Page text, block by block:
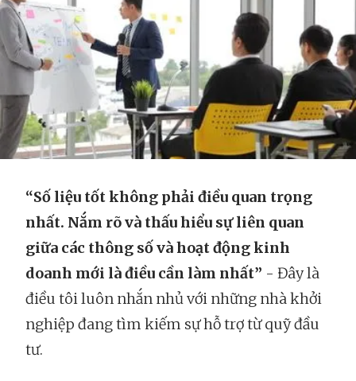
“Số liệu tốt không phải điều quan trọng
nhất. Nắm rõ và thấu hiểu sự liên quan
giữa các thông số và hoạt động kinh
doanh mới là điều cần làm nhất” - Đây là
điều tôi luôn nhắn nhủ với những nhà khởi
nghiệp đang tìm kiếm sự hỗ trợ từ quỹ đầu
tư.